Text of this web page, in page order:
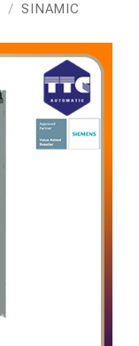
/ SINAMIC